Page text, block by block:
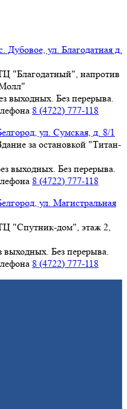
Дубовое, ул. Благодатная д.
"Благодатный", напротив
выходных. Без перерыва.
8 (4722) 777-118
ул. Сумская, д. 8/1
за остановкой "Титан-
выходных. Без перерыва.
8 (4722) 777-118
ул. Магистральная
"Спутник-дом", этаж 2,
Без перерыва.
8 (4722) 777-118